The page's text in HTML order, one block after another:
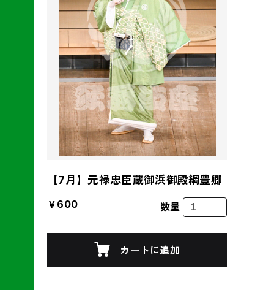
【7月】元禄忠臣蔵御浜御殿綱豊卿
￥600 数量
カートに追加